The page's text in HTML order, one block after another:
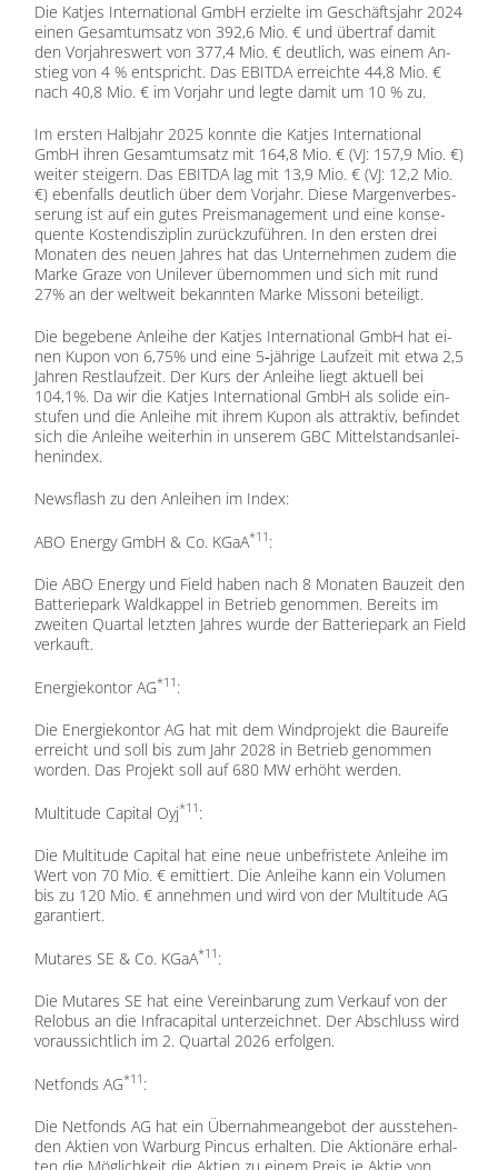
Die Kat­jes In­ter­na­tio­nal GmbH er­ziel­te im Ge­schäfts­jahr 2024
ei­nen Ge­samt­um­satz von 392,6 Mio. € und über­traf da­mit
den Vor­jah­res­wert von 377,4 Mio. € deut­lich, was ei­nem An­
stieg von 4 % ent­spricht. Das EBITDA er­reich­te 44,8 Mio. €
nach 40,8 Mio. € im Vor­jahr und leg­te da­mit um 10 % zu.
Im ers­ten Halb­jahr 2025 konn­te die Kat­jes In­ter­na­tio­nal
GmbH ih­ren Ge­samt­um­satz mit 164,8 Mio. € (VJ: 157,9 Mio. €)
wei­ter stei­gern. Das EBITDA lag mit 13,9 Mio. € (VJ: 12,2 Mio.
€) eben­falls deut­lich über dem Vor­jahr. Die­se Mar­gen­ver­bes­
se­rung ist auf ein gu­tes Preis­ma­nage­ment und eine kon­se­
quen­te Kos­ten­dis­zi­plin zu­rück­zu­füh­ren. In den ers­ten drei
Mo­na­ten des neu­en Jah­res hat das Un­ter­neh­men zu­dem die
Mar­ke Gra­ze von Uni­le­ver über­nom­men und sich mit rund
27% an der welt­weit be­kann­ten Mar­ke Mis­so­ni be­tei­ligt.
Die be­ge­be­ne An­lei­he der Kat­jes In­ter­na­tio­nal GmbH hat ei­
nen Ku­pon von 6,75% und eine 5‑jährige Lauf­zeit mit etwa 2,5
Jah­ren Rest­lauf­zeit. Der Kurs der An­lei­he liegt ak­tu­ell bei
104,1%. Da wir die Kat­jes In­ter­na­tio­nal GmbH als so­li­de ein­
stu­fen und die An­lei­he mit ih­rem Ku­pon als at­trak­tiv, be­fin­det
sich die An­lei­he wei­ter­hin in un­se­rem GBC Mit­tel­stands­an­lei­
hen­in­dex.
News­flash zu den An­lei­hen im In­dex:
ABO En­er­gy GmbH & Co. KGaA*11 :
Die ABO En­er­gy und Field ha­ben nach 8 Mo­na­ten Bau­zeit den
Bat­te­rie­park Wald­kap­pel in Be­trieb ge­nom­men. Be­reits im
zwei­ten Quar­tal letz­ten Jah­res wur­de der Bat­te­rie­park an Field
ver­kauft.
En­er­gie­kon­tor AG*11 :
Die En­er­gie­kon­tor AG hat mit dem Wind­pro­jekt die Bau­rei­fe
er­reicht und soll bis zum Jahr 2028 in Be­trieb ge­nom­men
wor­den. Das Pro­jekt soll auf 680 MW er­höht wer­den.
Multi­tu­de Ca­pi­tal Oyj*11 :
Die Multi­tu­de Ca­pi­tal hat eine neue un­be­fris­te­te An­lei­he im
Wert von 70 Mio. € emit­tiert. Die An­lei­he kann ein Vo­lu­men
bis zu 120 Mio. € an­neh­men und wird von der Multi­tu­de AG
ga­ran­tiert.
Mu­t­a­res SE & Co. KGaA*11 :
Die Mu­t­a­res SE hat eine Ver­ein­ba­rung zum Ver­kauf von der
Re­lo­bus an die In­fra­ca­pi­tal un­ter­zeich­net. Der Ab­schluss wird
vor­aus­sicht­lich im 2. Quar­tal 2026 er­fol­gen.
Net­fonds AG*11 :
Die Net­fonds AG hat ein Über­nah­me­an­ge­bot der aus­ste­hen­
den Ak­ti­en von War­burg Pin­cus er­hal­ten. Die Ak­tio­nä­re er­hal­